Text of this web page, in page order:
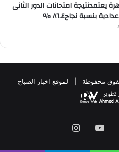
يعتمدنتيجة امتحانات الدور الثانى
بنسبة نجاح٨٦.٤ %
‫YouTubeانستقرام